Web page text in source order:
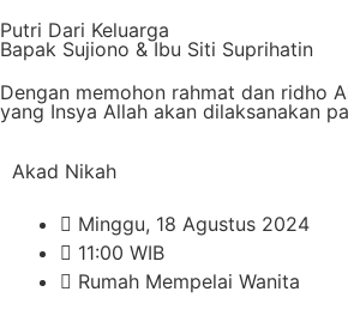
Putri Dari Keluarga
Bapak Sujiono & Ibu Siti Suprihatin
Dengan memohon rahmat dan ridho
yang Insya Allah akan dilaksanakan
Akad Nikah
Minggu, 18 Agustus 2024
11:00 WIB
Rumah Mempelai Wanita